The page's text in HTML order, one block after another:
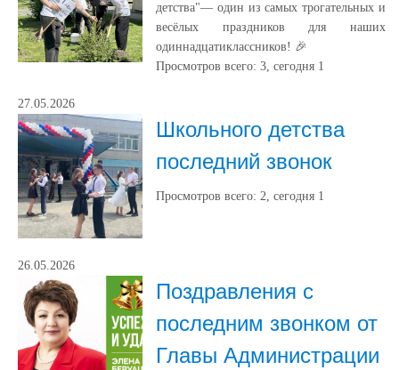
детства"— один из самых трогательных и
весёлых праздников для наших
одиннадцатиклассников! 🎉
Просмотров всего: 3, сегодня 1
27.05.2026
Школьного детства
последний звонок
Просмотров всего: 2, сегодня 1
26.05.2026
Поздравления с
последним звонком от
Главы Администрации